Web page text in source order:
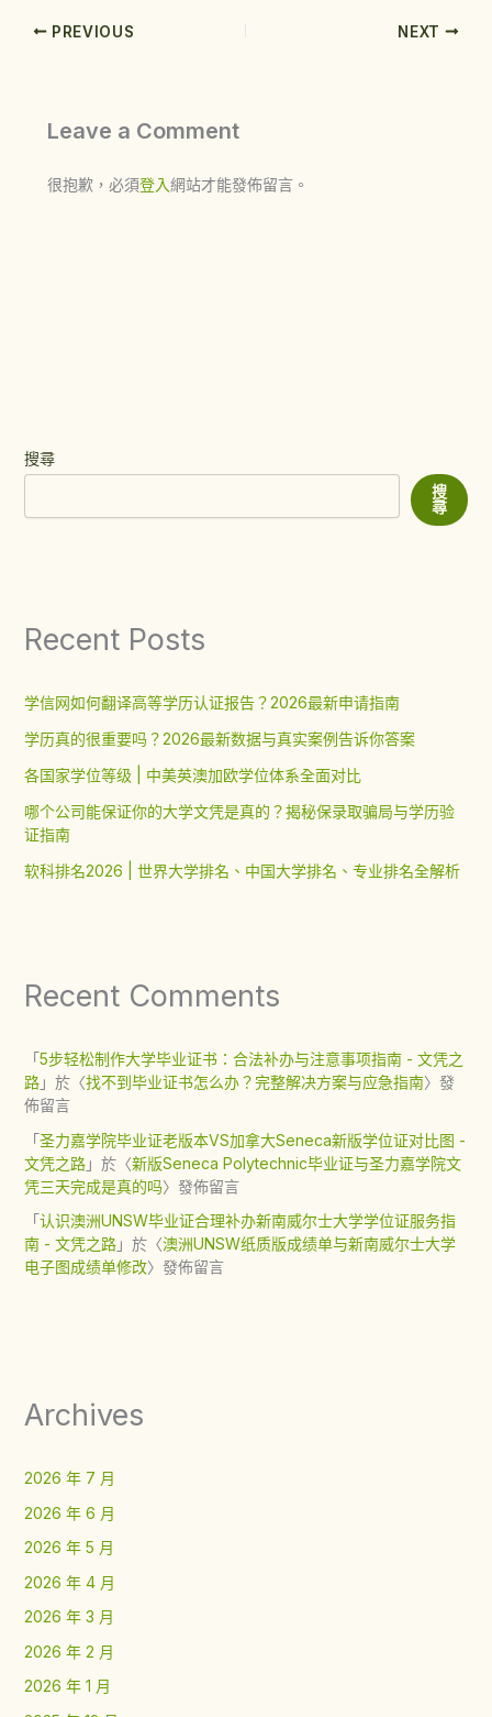
PREVIOUS NEXT
Leave a Comment
很抱歉，必須登入網站才能發佈留言。
搜尋
搜
尋
Recent Posts
学信网如何翻译高等学历认证报告？2026最新申请指南
学历真的很重要吗？2026最新数据与真实案例告诉你答案
各国家学位等级 | 中美英澳加欧学位体系全面对比
哪个公司能保证你的大学文凭是真的？揭秘保录取骗局与学历验
证指南
软科排名2026 | 世界大学排名、中国大学排名、专业排名全解析
Recent Comments
「5步轻松制作大学毕业证书：合法补办与注意事项指南 - 文凭之
路」於〈找不到毕业证书怎么办？完整解决方案与应急指南〉發
佈留言
「圣力嘉学院毕业证老版本VS加拿大Seneca新版学位证对比图 -
文凭之路」於〈新版Seneca Polytechnic毕业证与圣力嘉学院文
凭三天完成是真的吗〉發佈留言
「认识澳洲UNSW毕业证合理补办新南威尔士大学学位证服务指
南 - 文凭之路」於〈澳洲UNSW纸质版成绩单与新南威尔士大学
电子图成绩单修改〉發佈留言
Archives
2026 年 7 月
2026 年 6 月
2026 年 5 月
2026 年 4 月
2026 年 3 月
2026 年 2 月
2026 年 1 月